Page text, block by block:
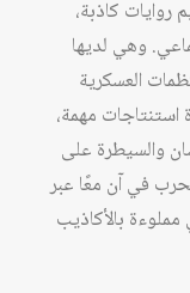
روايات كاذبة،
وهي لديها
العسكرية
مهمة،
والسيطرة على
في آن معًا عبر
مملوءة بالأكاذيب